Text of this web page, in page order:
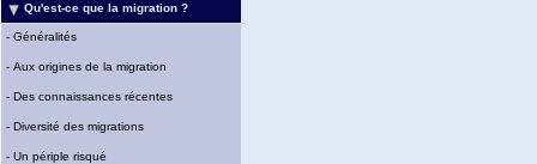
Qu'est-ce que la migration ?
- Généralités
- Aux origines de la migration
- Des connaissances récentes
- Diversité des migrations
- Un périple risqué